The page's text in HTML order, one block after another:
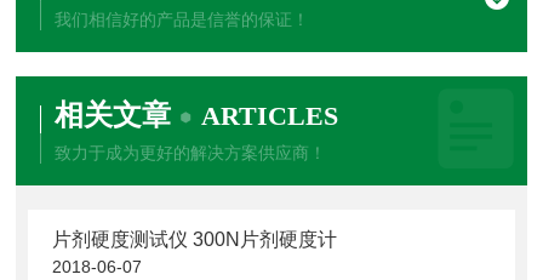
我们相信好的产品是信誉的保证！
相关文章 ARTICLES
致力于成为更好的解决方案供应商！
片剂硬度测试仪 300N片剂硬度计
2018-06-07